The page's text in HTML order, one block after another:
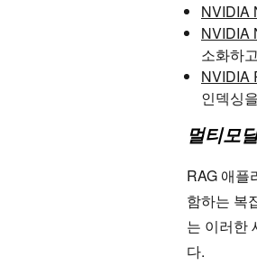
NVIDIA
NVIDIA
소화하
NVIDIA
인덱싱
멀티모
RAG 애플
함하는 복
는 이러한
다.